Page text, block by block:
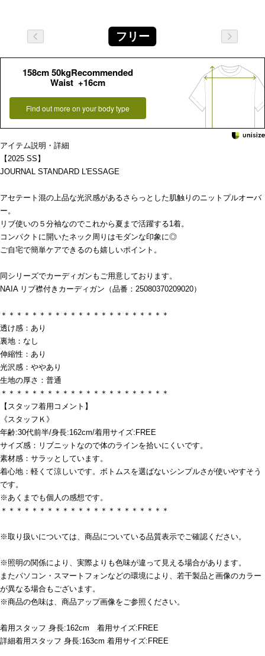
フリー
158cm 50kgRecommended
Waist +16cm
Find out more on your body type
アイテム説明・詳細
【2025 SS】
JOURNAL STANDARD L'ESSAGE
アセテート混の上品な光沢感があるさらっとした肌触りのニットプルオーバ
ー。
リブ使いの５分袖なのでこれから夏まで活躍する1着。
コンパクトに開いたネック周りはモダンな印象に◎
ご自宅で簡単ケアできるのも嬉しいポイント。
同シリーズでカーディガンもご用意しております。
NAIA リブ襟付きカーディガン（品番：25080370209020）
＊＊＊＊＊＊＊＊＊＊＊＊＊＊＊＊＊＊＊＊＊＊
透け感：あり
裏地：なし
伸縮性：あり
光沢感：ややあり
生地の厚さ：普通
＊＊＊＊＊＊＊＊＊＊＊＊＊＊＊＊＊＊＊＊＊＊
【スタッフ着用コメント】
《スタッフＫ》
年齢:30代前半/身長:162cm/着用サイズ:FREE
サイズ感：リブニットなので体のラインを拾いにくいです。
素材感：サラッとしています。
着心地：軽くて涼しいです。ボトムスを選ばないシンプルさが使いやすそう
です。
※あくまでも個人の感想です。
＊＊＊＊＊＊＊＊＊＊＊＊＊＊＊＊＊＊＊＊＊＊
※取り扱いについては、商品についている品質表示でご確認ください。
※照明の関係により、実際よりも色味が違って見える場合があります。
またパソコン・スマートフォンなどの環境により、若干製品と画像のカラー
が異なる場合もございます。
※商品の色味は、商品アップ画像をご参照ください。
着用スタッフ 身長:162cm 着用サイズ:FREE
詳細着用スタッフ 身長:163cm 着用サイズ:FREE